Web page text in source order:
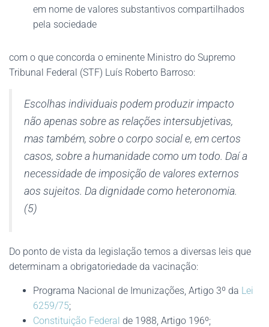
em nome de valores substantivos compartilhados
pela sociedade
com o que concorda o eminente Ministro do Supremo
Tribunal Federal (STF) Luís Roberto Barroso:
Escolhas individuais podem produzir impacto
não apenas sobre as relações intersubjetivas,
mas também, sobre o corpo social e, em certos
casos, sobre a humanidade como um todo. Daí a
necessidade de imposição de valores externos
aos sujeitos. Da dignidade como heteronomia.
(5)
Do ponto de vista da legislação temos a diversas leis que
determinam a obrigatoriedade da vacinação:
Programa Nacional de Imunizações, Artigo 3º da Lei
6259/75;
Constituição Federal de 1988, Artigo 196º;